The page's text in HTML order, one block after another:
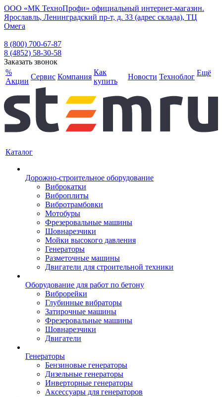
ООО «МК ТехноПрофи» официальный интернет-магазин.
Ярославль, Ленинградский пр-т, д. 33 (адрес склада), ТЦ
Омега
8 (800) 700-67-87
8 (4852) 58-30-58
Заказать звонок
%
Акции
Сервис Компания
Как
купить
Новости Техноблог Ещё
Каталог
Дорожно-строительное оборудование
Виброкатки
Виброплиты
Вибротрамбовки
Мотобуры
Фрезеровальные машины
Шовнарезчики
Мойки высокого давления
Генераторы
Разметочные машины
Двигатели для строительной техники
Оборудование для работ по бетону
Виброрейки
Глубинные вибраторы
Затирочные машины
Фрезеровальные машины
Шовнарезчики
Двигатели
Генераторы
Бензиновые генераторы
Дизельные генераторы
Инверторные генераторы
Аксессуары для генераторов